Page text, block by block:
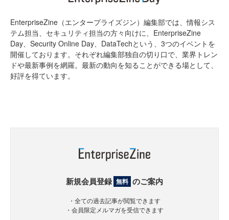
EnterpriseZine（エンタープライズジン）編集部では、情報シス
テム担当、セキュリティ担当の方々向けに、EnterpriseZine
Day、Security Online Day、DataTechという、3つのイベントを
開催しております。それぞれ編集部独自の切り口で、業界トレン
ドや最新事例を網羅。最新の動向を知ることができる場として、
好評を得ています。
新規会員登録 無料 のご案内
・全ての過去記事が閲覧できます
・会員限定メルマガを受信できます